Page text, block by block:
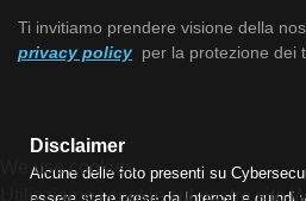
Ti invitiamo prendere visione della
privacy policy per la protezione dei
Disclaimer
Alcune delle foto presenti su
We use cookies
Utilizziamo i cookie sul nostro sito